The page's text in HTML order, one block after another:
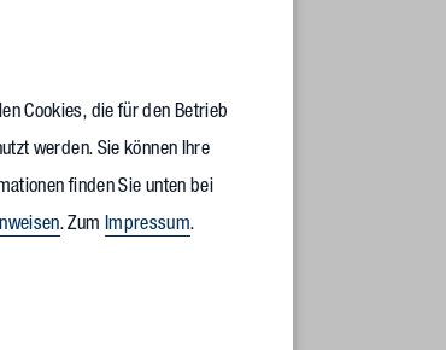
dabei waren und finden es
Cookies, die für den Betrieb
werden. Sie können Ihre
finden Sie unten bei
. Zum Impressum.